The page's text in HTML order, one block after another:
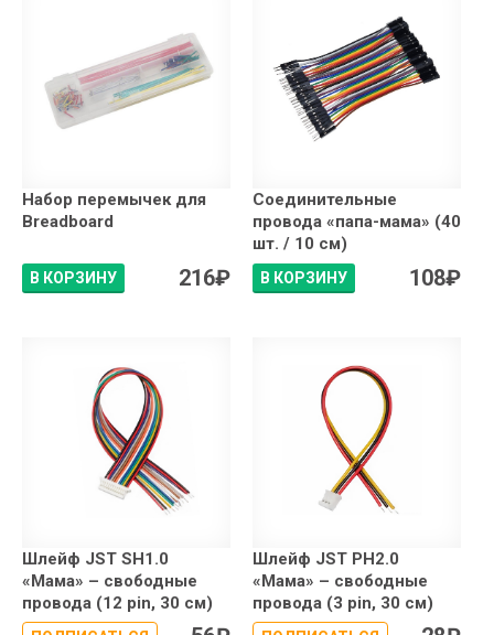
Набор перемычек для
Breadboard
В КОРЗИНУ 216₽
Соединительные
провода «папа-мама» (40
шт. / 10 см)
В КОРЗИНУ 108₽
Шлейф JST SH1.0
«Мама» – свободные
провода (12 pin, 30 см)
Шлейф JST PH2.0
«Мама» – свободные
провода (3 pin, 30 см)